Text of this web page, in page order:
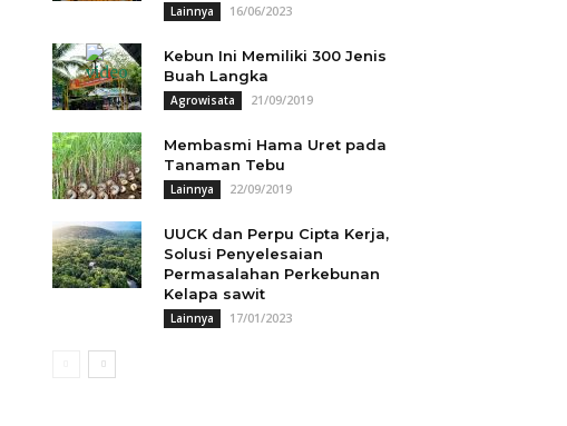
Lainnya 16/06/2023
Kebun Ini Memiliki 300 Jenis
Buah Langka
Agrowisata 21/09/2019
Membasmi Hama Uret pada
Tanaman Tebu
Lainnya 22/09/2019
UUCK dan Perpu Cipta Kerja,
Solusi Penyelesaian
Permasalahan Perkebunan
Kelapa sawit
Lainnya 17/01/2023